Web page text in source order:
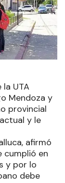
UTA
Mendoza y
provincial
y le
afirmó
cumplió en
y por lo
debe